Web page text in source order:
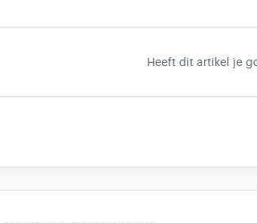
Heeft dit artikel je